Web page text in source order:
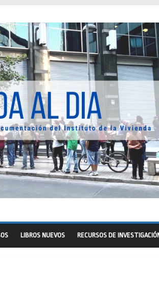
prácticas y representaciones [2022]
de las fronteras latinoamericanas
: un patrimonio emblemático [2014]
LIBROS NUEVOS RECURSOS DE